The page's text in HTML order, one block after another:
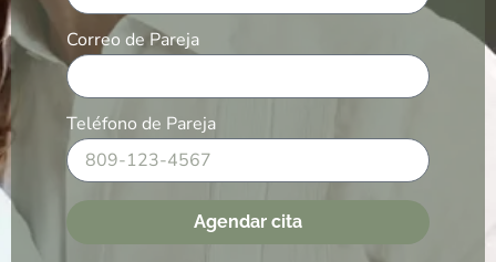
Correo de Pareja
Teléfono de Pareja
Agendar cita